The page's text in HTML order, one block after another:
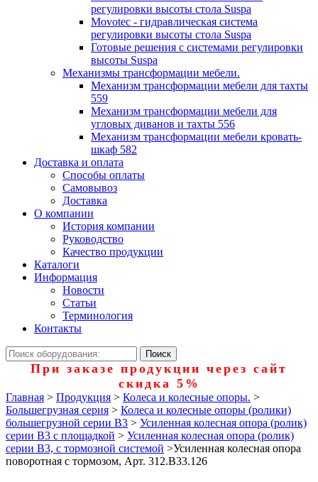
регулировки высоты стола Suspa
Movotec - гидравлическая система
регулировки высоты стола Suspa
Готовые решения с системами регулировки
высоты Suspa
Механизмы трансформации мебели.
Механизм трансформации мебели для тахты
559
Механизм трансформации мебели для
угловых диванов и тахты 556
Механизм трансформации мебели кровать-
шкаф 582
Доставка и оплата
Способы оплаты
Самовывоз
Доставка
О компании
История компании
Руководство
Качество продукции
Каталоги
Информация
Новости
Статьи
Терминология
Контакты
При заказе продукции через сайт
скидка 5%
Главная > Продукция > Колеса и колесные опоры. >
Большегрузная серия > Колеса и колесные опоры (ролики)
большегрузной серии В3 > Усиленная колесная опора (ролик)
серии B3 с площадкой > Усиленная колесная опора (ролик)
серии B3, с тормозной системой >Усиленная колесная опора
поворотная с тормозом, Арт. 312.B33.126